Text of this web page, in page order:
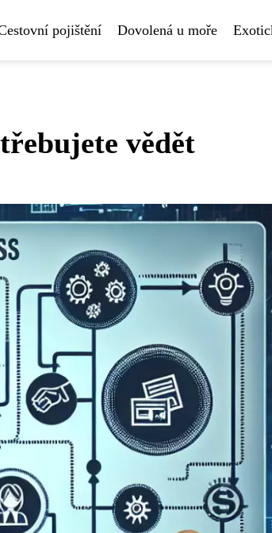
pojištění Dovolená u moře
vědět